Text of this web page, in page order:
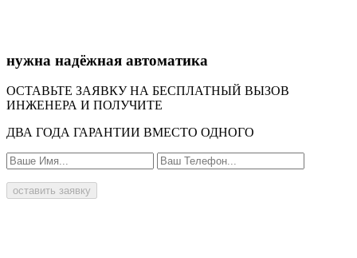
нужна надёжная автоматика
ОСТАВЬТЕ ЗАЯВКУ НА БЕСПЛАТНЫЙ ВЫЗОВ
ИНЖЕНЕРА И ПОЛУЧИТЕ
ДВА ГОДА ГАРАНТИИ ВМЕСТО ОДНОГО
оставить заявку